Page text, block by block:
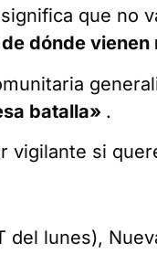
que no
dónde
batalla» .
vigilante si
del lunes),